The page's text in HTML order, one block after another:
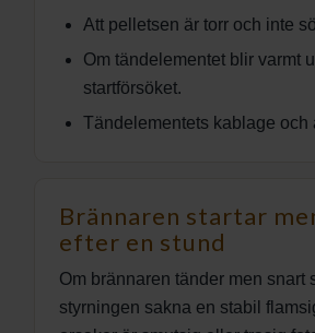
Att pelletsen är torr och inte
Om tändelementet blir varmt
startförsöket.
Tändelementets kablage och
Brännaren startar
efter en stund
Om brännaren tänder men snart
styrningen sakna en stabil